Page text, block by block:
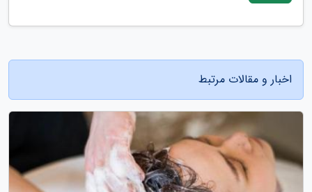
اخبار و مقالات مرتبط